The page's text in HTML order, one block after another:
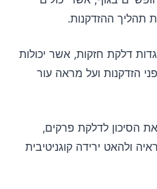
תהליך ההזדקנות.
דלקת חזקות, אשר יכולות
הזדקנות ועל מראה עור
הסיכון לדלקת פרקים,
ולהאט ירידה קוגניטיבית